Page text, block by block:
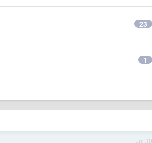
23
1
Jul 30